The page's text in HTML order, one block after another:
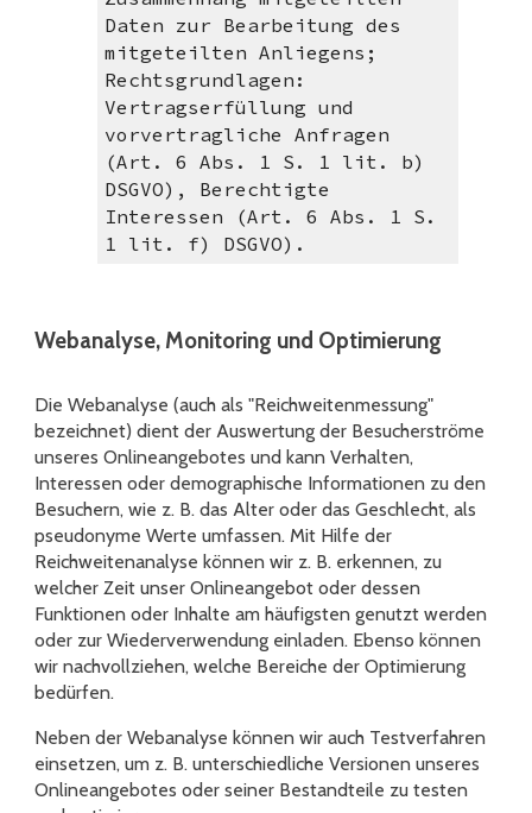
Daten zur Bearbeitung des
mitgeteilten Anliegens;
Rechtsgrundlagen:
Vertragserfüllung und
vorvertragliche Anfragen
(Art. 6 Abs. 1 S. 1 lit. b)
DSGVO), Berechtigte
Interessen (Art. 6 Abs. 1 S.
1 lit. f) DSGVO).
Webanalyse, Monitoring und Optimierung
Die Webanalyse (auch als "Reichweitenmessung"
bezeichnet) dient der Auswertung der Besucherströme
unseres Onlineangebotes und kann Verhalten,
Interessen oder demographische Informationen zu den
Besuchern, wie z. B. das Alter oder das Geschlecht, als
pseudonyme Werte umfassen. Mit Hilfe der
Reichweitenanalyse können wir z. B. erkennen, zu
welcher Zeit unser Onlineangebot oder dessen
Funktionen oder Inhalte am häufigsten genutzt werden
oder zur Wiederverwendung einladen. Ebenso können
wir nachvollziehen, welche Bereiche der Optimierung
bedürfen.
Neben der Webanalyse können wir auch Testverfahren
einsetzen, um z. B. unterschiedliche Versionen unseres
Onlineangebotes oder seiner Bestandteile zu testen